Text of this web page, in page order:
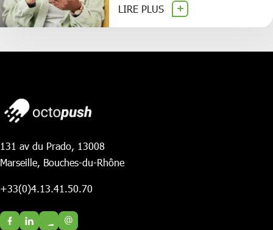
LIRE PLUS
131 av du Prado, 13008
Marseille, Bouches-du-Rhône
+33(0)4.13.41.50.70
@